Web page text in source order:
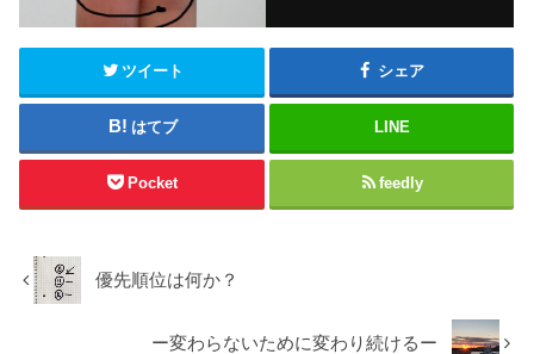
ツイート シェア
はてブ LINE
Pocket feedly
優先順位は何か？
ー変わらないために変わり続けるー